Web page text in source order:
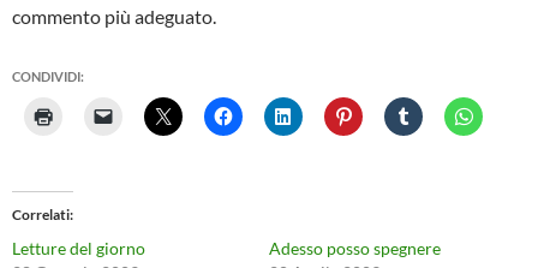
commento più adeguato.
CONDIVIDI:
Correlati
Letture del giorno
Adesso posso spegnere